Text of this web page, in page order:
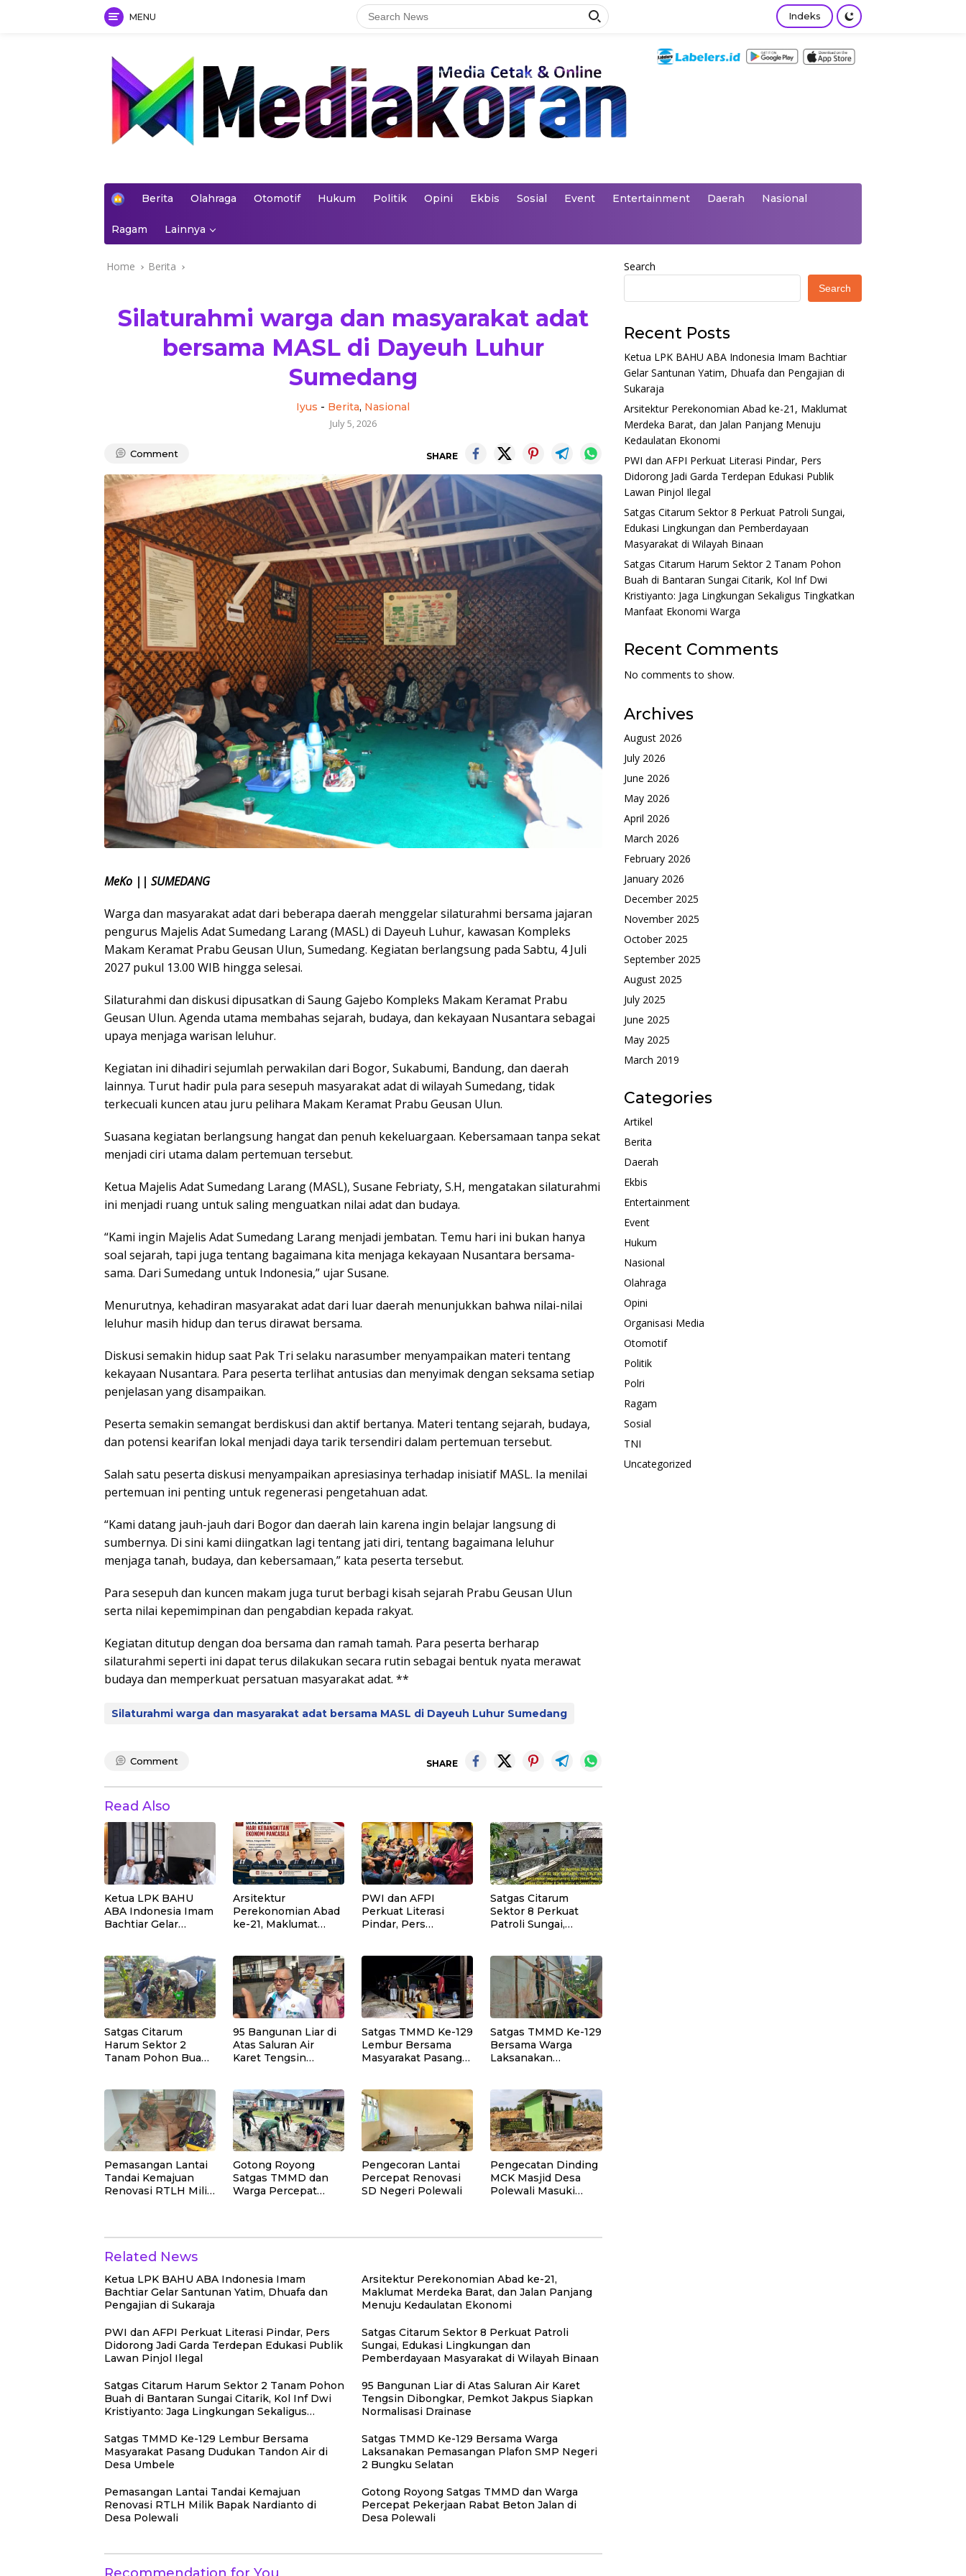
MENU Indeks
H
e
Berita Olahraga Otomotif Hukum Politik Opini Ekbis Sosial Event Entertainment Daerah Nasional
Ragam Lainnya
Home Berita
Silaturahmi warga dan masyarakat adat
bersama MASL di Dayeuh Luhur
Sumedang
Iyus - Berita, Nasional
July 5, 2026
Comment SHARE
MeKo || SUMEDANG
Warga dan masyarakat adat dari beberapa daerah menggelar silaturahmi bersama jajaran
pengurus Majelis Adat Sumedang Larang (MASL) di Dayeuh Luhur, kawasan Kompleks
Makam Keramat Prabu Geusan Ulun, Sumedang. Kegiatan berlangsung pada Sabtu, 4 Juli
2027 pukul 13.00 WIB hingga selesai.
Silaturahmi dan diskusi dipusatkan di Saung Gajebo Kompleks Makam Keramat Prabu
Geusan Ulun. Agenda utama membahas sejarah, budaya, dan kekayaan Nusantara sebagai
upaya menjaga warisan leluhur.
Kegiatan ini dihadiri sejumlah perwakilan dari Bogor, Sukabumi, Bandung, dan daerah
lainnya. Turut hadir pula para sesepuh masyarakat adat di wilayah Sumedang, tidak
terkecuali kuncen atau juru pelihara Makam Keramat Prabu Geusan Ulun.
Suasana kegiatan berlangsung hangat dan penuh kekeluargaan. Kebersamaan tanpa sekat
menjadi ciri utama dalam pertemuan tersebut.
Ketua Majelis Adat Sumedang Larang (MASL), Susane Febriaty, S.H, mengatakan silaturahmi
ini menjadi ruang untuk saling menguatkan nilai adat dan budaya.
“Kami ingin Majelis Adat Sumedang Larang menjadi jembatan. Temu hari ini bukan hanya
soal sejarah, tapi juga tentang bagaimana kita menjaga kekayaan Nusantara bersama-
sama. Dari Sumedang untuk Indonesia,” ujar Susane.
Menurutnya, kehadiran masyarakat adat dari luar daerah menunjukkan bahwa nilai-nilai
leluhur masih hidup dan terus dirawat bersama.
Diskusi semakin hidup saat Pak Tri selaku narasumber menyampaikan materi tentang
kekayaan Nusantara. Para peserta terlihat antusias dan menyimak dengan seksama setiap
penjelasan yang disampaikan.
Peserta semakin semangat berdiskusi dan aktif bertanya. Materi tentang sejarah, budaya,
dan potensi kearifan lokal menjadi daya tarik tersendiri dalam pertemuan tersebut.
Salah satu peserta diskusi menyampaikan apresiasinya terhadap inisiatif MASL. Ia menilai
pertemuan ini penting untuk regenerasi pengetahuan adat.
“Kami datang jauh-jauh dari Bogor dan daerah lain karena ingin belajar langsung di
sumbernya. Di sini kami diingatkan lagi tentang jati diri, tentang bagaimana leluhur
menjaga tanah, budaya, dan kebersamaan,” kata peserta tersebut.
Para sesepuh dan kuncen makam juga turut berbagi kisah sejarah Prabu Geusan Ulun
serta nilai kepemimpinan dan pengabdian kepada rakyat.
Kegiatan ditutup dengan doa bersama dan ramah tamah. Para peserta berharap
silaturahmi seperti ini dapat terus dilakukan secara rutin sebagai bentuk nyata merawat
budaya dan memperkuat persatuan masyarakat adat. **
Silaturahmi warga dan masyarakat adat bersama MASL di Dayeuh Luhur Sumedang
Comment SHARE
Read Also
Ketua LPK BAHU
ABA Indonesia Imam
Bachtiar Gelar
Pengajian di Sukaraja
Arsitektur
Perekonomian Abad
ke-21, Maklumat
Menuju Kedaulatan
Ekonomi
PWI dan AFPI
Perkuat Literasi
Pindar, Pers
Publik Lawan Pinjol
Ilegal
Satgas Citarum
Sektor 8 Perkuat
Patroli Sungai,
Masyarakat di
Wilayah Binaan
Satgas Citarum
Harum Sektor 2
Tanam Pohon Buah
Kristiyanto: Jaga
Lingkungan
Sekaligus
Tingkatkan Manfaat
Ekonomi Warga
95 Bangunan Liar di
Atas Saluran Air
Karet Tengsin
Normalisasi Drainase
Satgas TMMD Ke-129
Lembur Bersama
Masyarakat Pasang
Satgas TMMD Ke-129
Bersama Warga
Laksanakan
Bungku Selatan
Pemasangan Lantai
Tandai Kemajuan
Renovasi RTLH Milik
Gotong Royong
Satgas TMMD dan
Warga Percepat
Pengecoran Lantai
Percepat Renovasi
SD Negeri Polewali
Pengecatan Dinding
MCK Masjid Desa
Polewali Masuki
Related News
Ketua LPK BAHU ABA Indonesia Imam
Bachtiar Gelar Santunan Yatim, Dhuafa dan
Pengajian di Sukaraja
Arsitektur Perekonomian Abad ke-21,
Maklumat Merdeka Barat, dan Jalan Panjang
Menuju Kedaulatan Ekonomi
PWI dan AFPI Perkuat Literasi Pindar, Pers
Didorong Jadi Garda Terdepan Edukasi Publik
Lawan Pinjol Ilegal
Satgas Citarum Sektor 8 Perkuat Patroli
Sungai, Edukasi Lingkungan dan
Pemberdayaan Masyarakat di Wilayah Binaan
Satgas Citarum Harum Sektor 2 Tanam Pohon
Buah di Bantaran Sungai Citarik, Kol Inf Dwi
Kristiyanto: Jaga Lingkungan Sekaligus
95 Bangunan Liar di Atas Saluran Air Karet
Tengsin Dibongkar, Pemkot Jakpus Siapkan
Normalisasi Drainase
Satgas TMMD Ke-129 Lembur Bersama
Masyarakat Pasang Dudukan Tandon Air di
Desa Umbele
Satgas TMMD Ke-129 Bersama Warga
Laksanakan Pemasangan Plafon SMP Negeri
2 Bungku Selatan
Pemasangan Lantai Tandai Kemajuan
Renovasi RTLH Milik Bapak Nardianto di
Desa Polewali
Gotong Royong Satgas TMMD dan Warga
Percepat Pekerjaan Rabat Beton Jalan di
Desa Polewali
Search
Search
Recent Posts
Ketua LPK BAHU ABA Indonesia Imam Bachtiar
Gelar Santunan Yatim, Dhuafa dan Pengajian di
Sukaraja
Arsitektur Perekonomian Abad ke-21, Maklumat
Merdeka Barat, dan Jalan Panjang Menuju
Kedaulatan Ekonomi
PWI dan AFPI Perkuat Literasi Pindar, Pers
Didorong Jadi Garda Terdepan Edukasi Publik
Lawan Pinjol Ilegal
Satgas Citarum Sektor 8 Perkuat Patroli Sungai,
Edukasi Lingkungan dan Pemberdayaan
Masyarakat di Wilayah Binaan
Satgas Citarum Harum Sektor 2 Tanam Pohon
Buah di Bantaran Sungai Citarik, Kol Inf Dwi
Kristiyanto: Jaga Lingkungan Sekaligus Tingkatkan
Manfaat Ekonomi Warga
Recent Comments
No comments to show.
Archives
August 2026
July 2026
June 2026
May 2026
April 2026
March 2026
February 2026
January 2026
December 2025
November 2025
October 2025
September 2025
August 2025
July 2025
June 2025
May 2025
March 2019
Categories
Artikel
Berita
Daerah
Ekbis
Entertainment
Event
Hukum
Nasional
Olahraga
Opini
Organisasi Media
Otomotif
Politik
Polri
Ragam
Sosial
TNI
Uncategorized